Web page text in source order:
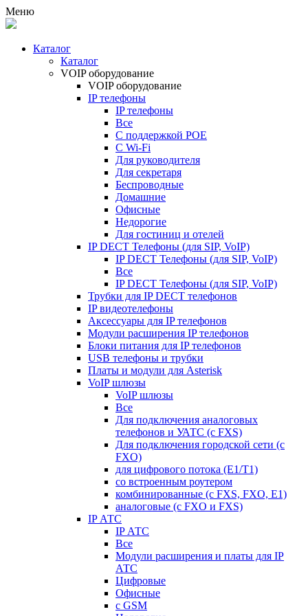
Меню
Каталог
Каталог
VOIP оборудование
VOIP оборудование
IP телефоны
IP телефоны
Все
С поддержкой POE
C Wi-Fi
Для руководителя
Для секретаря
Беспроводные
Домашние
Офисные
Недорогие
Для гостиниц и отелей
IP DECT Телефоны (для SIP, VoIP)
IP DECT Телефоны (для SIP, VoIP)
Все
IP DECT Телефоны (для SIP, VoIP)
Трубки для IP DECT телефонов
IP видеотелефоны
Аксессуары для IP телефонов
Модули расширения IP телефонов
Блоки питания для IP телефонов
USB телефоны и трубки
Платы и модули для Asterisk
VoIP шлюзы
VoIP шлюзы
Все
Для подключения аналоговых
телефонов и УАТС (с FXS)
Для подключения городской сети (с
FXO)
для цифрового потока (E1/T1)
со встроенным роутером
комбинированные (c FXS, FXO, E1)
аналоговые (с FXO и FXS)
IP АТС
IP АТС
Все
Модули расширения и платы для IP
АТС
Цифровые
Офисные
с GSM